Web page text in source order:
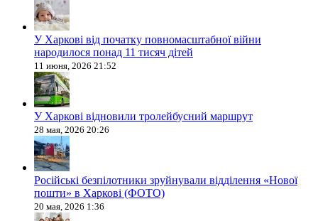
У Харкові від початку повномасштабної війни
народилося понад 11 тисяч дітей
11 июня, 2026 21:52
У Харкові відновили тролейбусний маршрут
28 мая, 2026 20:26
Російські безпілотники зруйнували відділення «Нової
пошти» в Харкові (ФОТО)
20 мая, 2026 1:36